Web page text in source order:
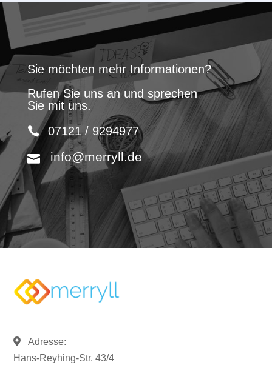
Sie möchten mehr Informationen?
Rufen Sie uns an und sprechen
Sie mit uns.
07121 / 9294977
info@merryll.de
Adresse:
Hans-Reyhing-Str. 43/4